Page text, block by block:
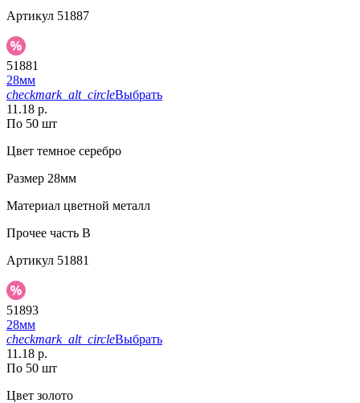
Артикул 51887
51881
28мм
checkmark_alt_circleВыбрать
11.18 р.
По 50 шт
Цвет темное серебро
Размер 28мм
Материал цветной металл
Прочее часть B
Артикул 51881
51893
28мм
checkmark_alt_circleВыбрать
11.18 р.
По 50 шт
Цвет золото